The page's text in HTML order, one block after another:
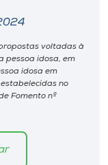
voltadas à
pessoa idosa, em
idosa em
no
Fomento nº